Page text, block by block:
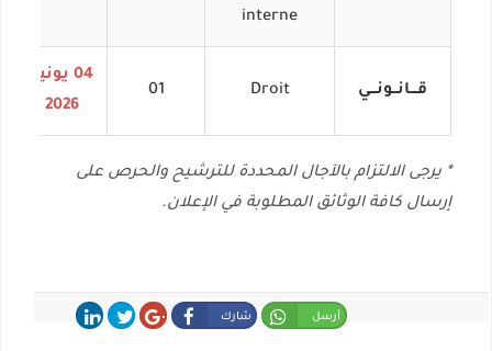
interne
قـــانــونـــي Droit
01
04 يونيو
2026
* يرجى الالتزام بالآجال المحددة للترشيح والحرص على
إرسال كافة الوثائق المطلوبة في الإعلان.
شارك أرسل